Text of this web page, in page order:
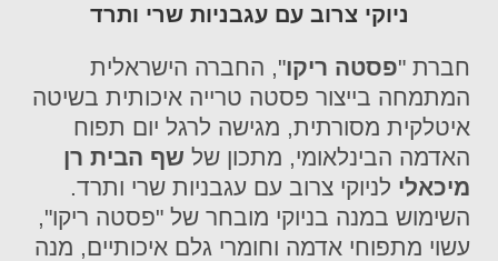
ניוקי צרוב עם עגבניות שרי ותרד
חברת "פסטה ריקו", החברה הישראלית
המתמחה בייצור פסטה טרייה איכותית בשיטה
איטלקית מסורתית, מגישה לרגל יום תפוח
האדמה הבינלאומי, מתכון של שף הבית רן
מיכאלי לניוקי צרוב עם עגבניות שרי ותרד.
השימוש במנה בניוקי מובחר של "פסטה ריקו",
עשוי מתפוחי אדמה וחומרי גלם איכותיים, מנה